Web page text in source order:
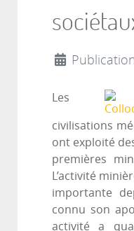
Les
civilisations
ont exploité
premières
L’activité
importante
connu son
activité a